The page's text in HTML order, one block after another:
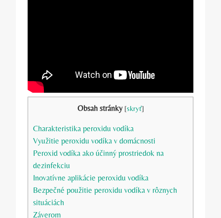
Obsah stránky [skryť]
Charakteristika peroxidu vodíka
Využitie peroxidu vodíka v domácnosti
Peroxid vodíka ako účinný prostriedok na
dezinfekciu
Inovatívne aplikácie peroxidu vodíka
Bezpečné použitie peroxidu vodíka v rôznych
situáciách
Záverom